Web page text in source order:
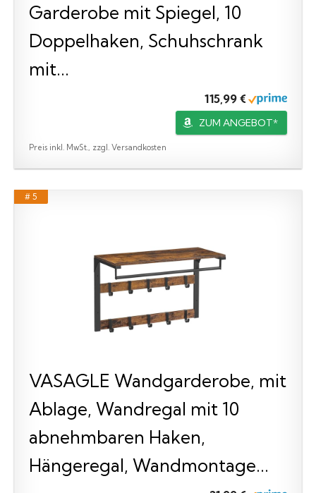
Garderobe mit Spiegel, 10
Doppelhaken, Schuhschrank
mit...
115,99 €
ZUM ANGEBOT*
Preis inkl. MwSt., zzgl. Versandkosten
# 5
VASAGLE Wandgarderobe, mit
Ablage, Wandregal mit 10
abnehmbaren Haken,
Hängeregal, Wandmontage...